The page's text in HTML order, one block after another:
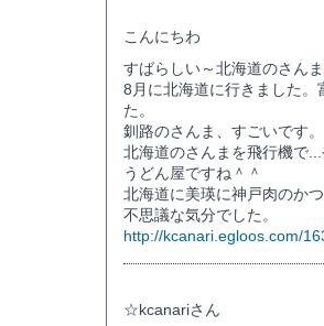
こんにちわ
すばらしい～北海道のさん
8月に北海道に行きました
た。
釧路のさんま、すごいです
北海道のさんまを飛行機で
うどん屋ですね＾＾
北海道に美瑛に神戸肉のか
不思議な気分でした。
http://kcanari.egloos.com/
☆kcanariさん